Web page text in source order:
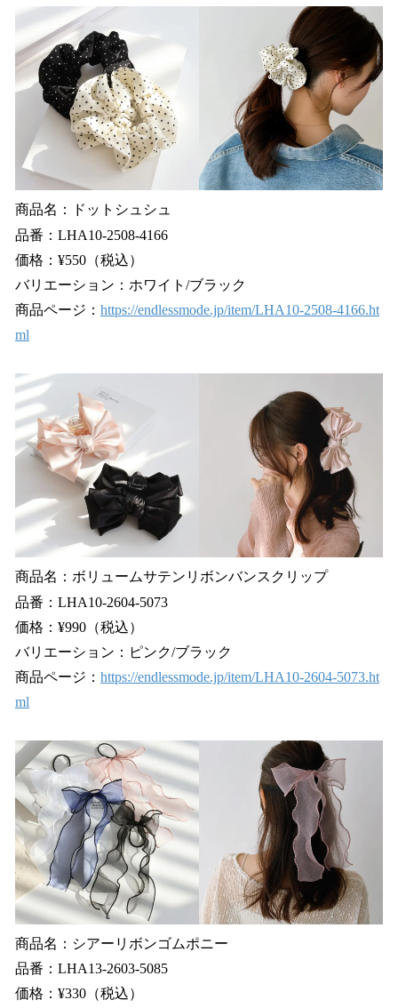
商品名：ドットシュシュ
品番：LHA10-2508-4166
価格：¥550（税込）
バリエーション：ホワイト/ブラック
商品ページ： https://endlessmode.jp/item/LHA10-2508-4166.ht
ml
商品名：ボリュームサテンリボンバンスクリップ
品番：LHA10-2604-5073
価格：¥990（税込）
バリエーション：ピンク/ブラック
商品ページ： https://endlessmode.jp/item/LHA10-2604-5073.ht
ml
商品名：シアーリボンゴムポニー
品番：LHA13-2603-5085
価格：¥330（税込）